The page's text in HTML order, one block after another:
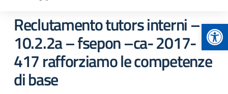
Reclutamento tutors interni –
10.2.2a – fsepon –ca- 2017-
417 rafforziamo le competenze
di base